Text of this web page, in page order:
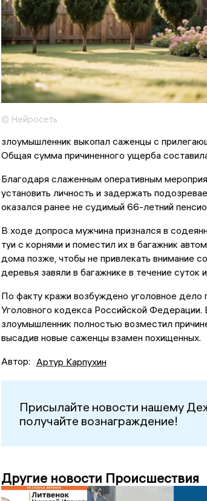
© Нейросеть
злоумышленник выкопал саженцы с
Общая сумма причиненного ущерба
Благодаря слаженным оперативным
установить личность и задержать
оказался ранее не судимый 66-летний
В ходе допроса мужчина признался в
туи с корнями и поместил их в багажник
дома позже, чтобы не привлекать внимание
деревья завяли в багажнике в течение
По факту кражи возбуждено уголовное дело
Уголовного кодекса Российской
злоумышленник полностью возместил
высадив новые саженцы взамен похищенных.
Автор: Артур Карпухин
Присылайте новости нашему
получайте вознаграждение!
Другие новости Происшествия